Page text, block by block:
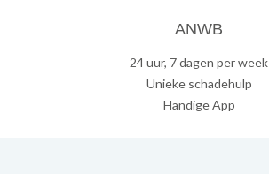
ANWB
24 uur, 7 dagen per week
Unieke schadehulp
Handige App